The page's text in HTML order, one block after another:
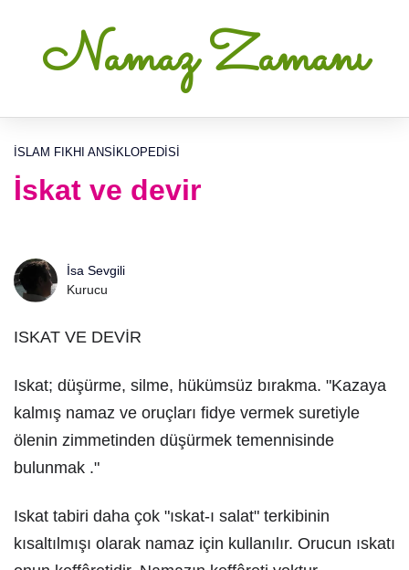
Namaz Zamanı
İSLAM FIKHI ANSIKLOPEDISI
İskat ve devir
İsa Sevgili
Kurucu
ISKAT VE DEVİR
Iskat; düşürme, silme, hükümsüz bırakma. "Kazaya
kalmış namaz ve oruçları fidye vermek suretiyle
ölenin zimmetinden düşürmek temennisinde
bulunmak ."
Iskat tabiri daha çok "ıskat-ı salat" terkibinin
kısaltılmışı olarak namaz için kullanılır. Orucun ıskatı